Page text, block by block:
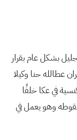
بشكل عام بقرار
عطالله حنا وكيلا
في عكا خلفًا
وهو يعمل في